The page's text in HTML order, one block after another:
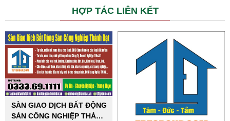
HỢP TÁC LIÊN KẾT
SÀN GIAO DỊCH BẤT ĐỘNG
SẢN CÔNG NGHIỆP THÀNH